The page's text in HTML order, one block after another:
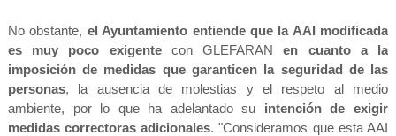
No obstante, el Ayuntamiento entiende que la AAI modificada
es muy poco exigentecon GLEFARANen cuanto a la
imposición de medidas que garanticen la seguridad de las
personas, la ausencia de molestias y el respeto al medio
ambiente, por lo que ha adelantado su intención de exigir
medidas correctoras adicionales. "Consideramos que esta AAI